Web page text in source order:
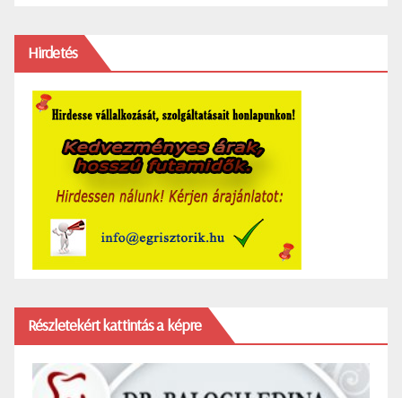
Hirdetés
Részletekért kattintás a képre